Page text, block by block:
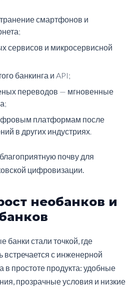
смартфонов и
сервисов и микросервисной
банкинга и API;
переводов — мгновенные
платформам после
в других индустриях.
почву для
цифровизации.
необанков и
стали точкой, где
встречается с инженерной
в простоте продукта: удобные
прозрачные условия и низкие